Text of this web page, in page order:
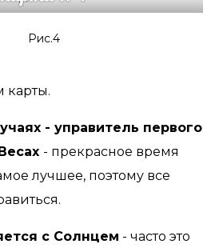
Рис.4
карты.
- управитель первого
- прекрасное время
лучшее, поэтому все
с Солнцем - часто это